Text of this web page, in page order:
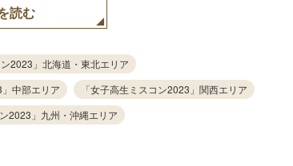
読む
ン2023」北海道・東北エリア
」中部エリア
「女子高生ミスコン2023」関西エリア
2023」九州・沖縄エリア